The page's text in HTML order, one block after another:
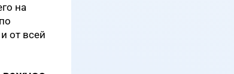
на
от всей